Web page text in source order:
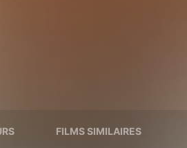
FILMS SIMILAIRES